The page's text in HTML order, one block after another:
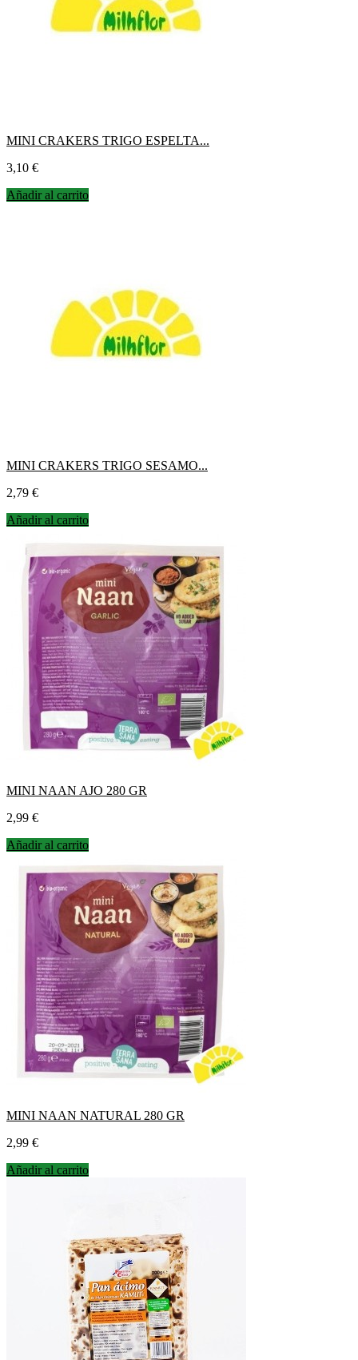
MINI CRAKERS TRIGO ESPELTA...
Precio
3,10 €
Añadir al carrito
MINI CRAKERS TRIGO SESAMO...
Precio
2,79 €
Añadir al carrito
MINI NAAN AJO 280 GR
Precio
2,99 €
Añadir al carrito
MINI NAAN NATURAL 280 GR
Precio
2,99 €
Añadir al carrito